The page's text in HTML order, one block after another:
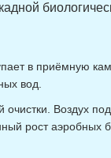
в приёмную
вод.
очистки. Воздух
рост аэробных